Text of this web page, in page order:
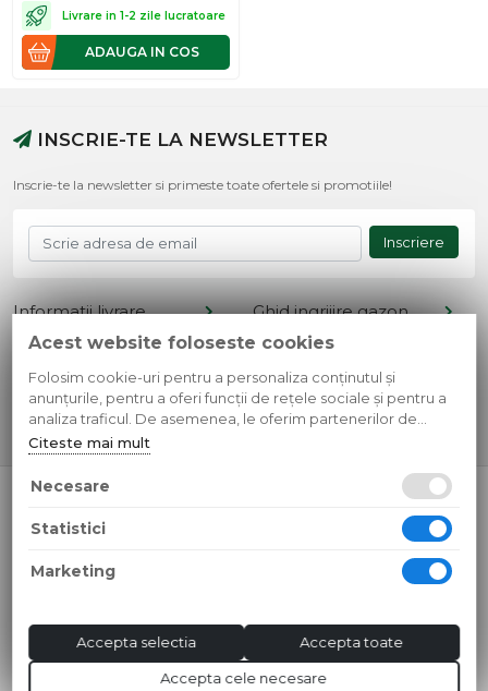
Livrare in 1-2 zile lucratoare
ADAUGA IN COS
INSCRIE-TE LA NEWSLETTER
Inscrie-te la newsletter si primeste toate ofertele si promotiile!
Inscriere
Informatii livrare
Termeni si conditii
Cont client
Contact
Ghid ingrijire gazon
Retur produse
Metode de plata
Confidentialitate
Toate preturile sunt exprimate in lei si includ tva. Ofertele sunt
Acest website foloseste cookies
Folosim cookie-uri pentru a personaliza conținutul și
anunțurile, pentru a oferi funcții de rețele sociale și pentru a
analiza traficul. De asemenea, le oferim partenerilor de
rețele sociale, de publicitate și de analize informații cu privire
la modul în care folosiți site-ul nostru. Aceștia le pot combina
cu alte informații oferite de dvs. sau culese în urma folosirii
Citeste mai mult
Necesare
Statistici
Marketing
Accepta cele necesare
Accepta selectia Accepta toate